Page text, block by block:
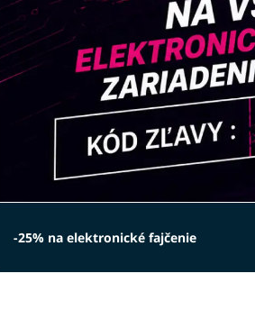
-25% na elektronické fajčenie